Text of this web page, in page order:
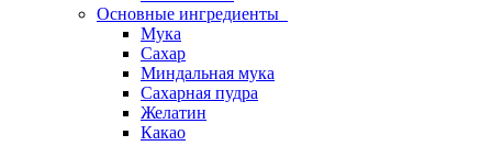
Основные ингредиенты
Мука
Сахар
Миндальная мука
Сахарная пудра
Желатин
Какао